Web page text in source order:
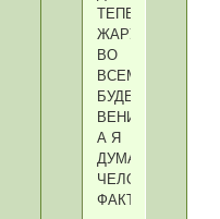
ТЕПЕРЬ
ЖАРУ
ВО
ВСЕМ
БУДЕМ
ВЕНИТЬ
А Я
ДУМАЛА
ЧЕЛОВЕЧЕСКИЙ
ФАКТОР